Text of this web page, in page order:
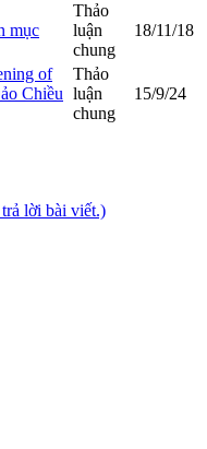
mục
Thảo
luận
chung
18/11/18
of
Chiều
Thảo
luận
chung
15/9/24
lời bài viết.)